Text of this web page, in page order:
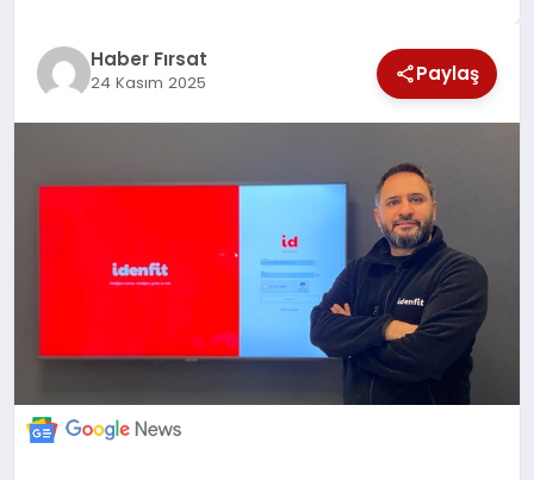
EKONOMİ
MAGAZİN
EĞİTİM
Haber Fırsat
24 Kasım 2025 Paylaş